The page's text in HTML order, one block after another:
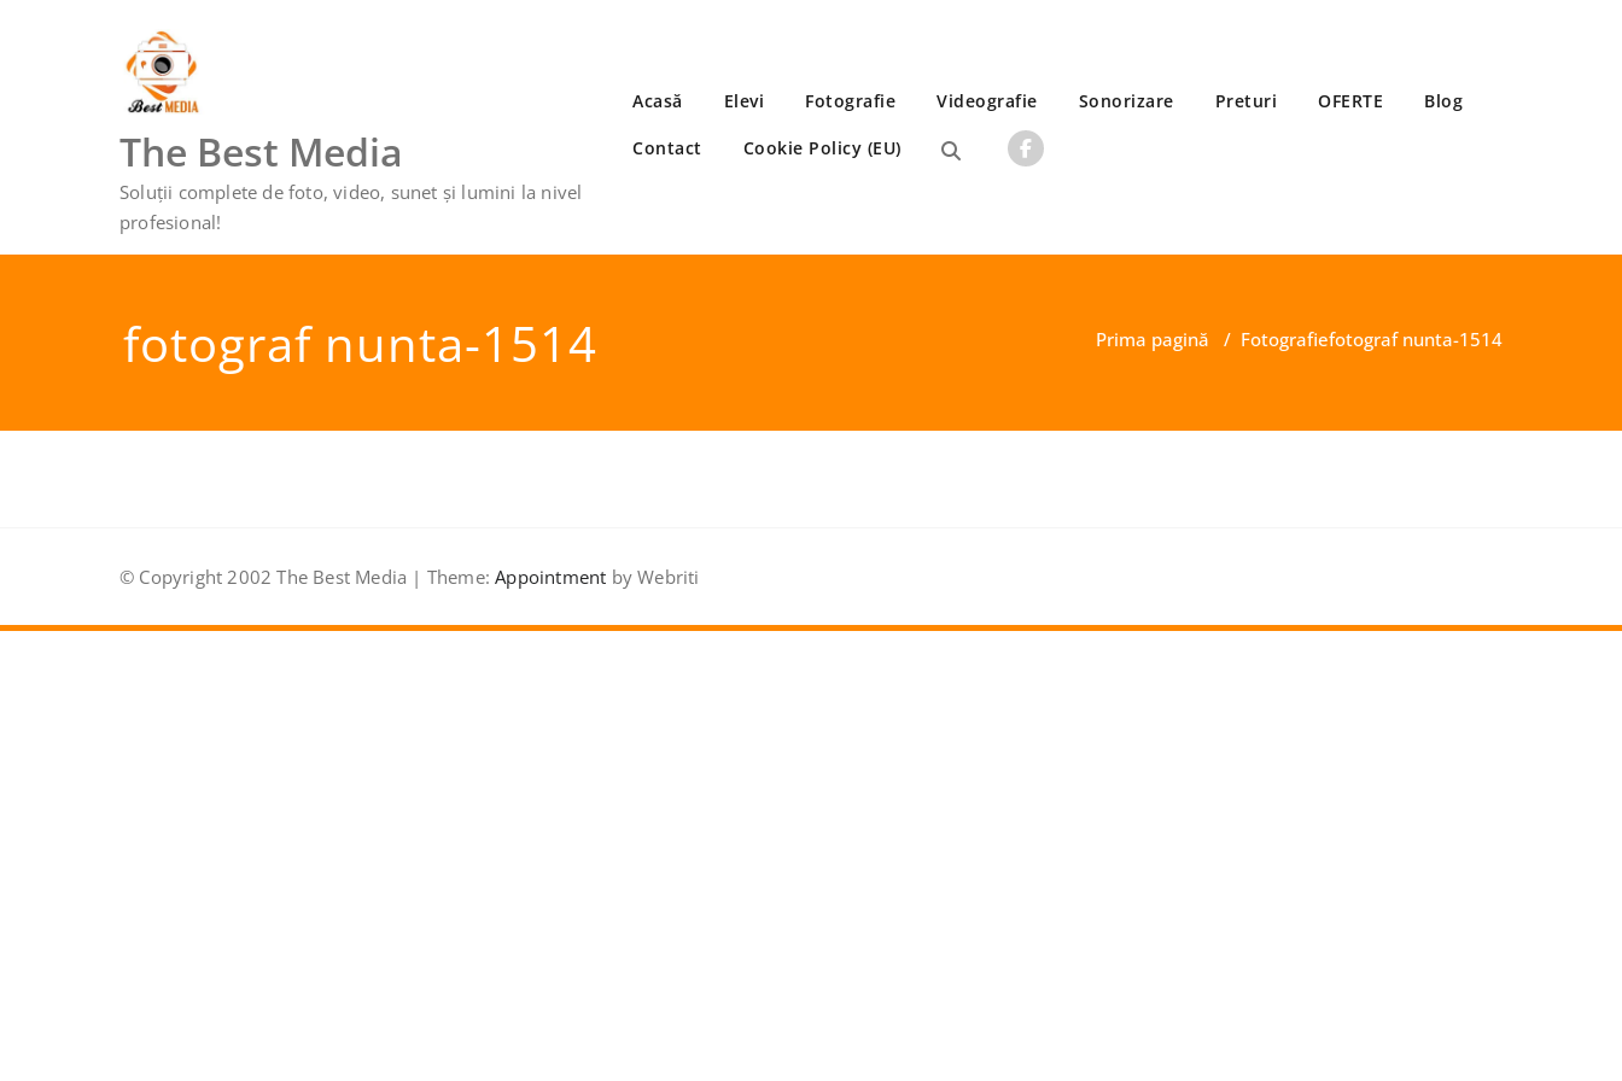
The Best Media
Soluții complete de foto, video, sunet și lumini la nivel
profesional!
Acasă Elevi Fotografie Videografie Sonorizare Preturi OFERTE Blog
Contact Cookie Policy (EU)
fotograf nunta-1514 Prima pagină / Fotografiefotograf nunta-1514
© Copyright 2002 The Best Media | Theme: Appointment by Webriti